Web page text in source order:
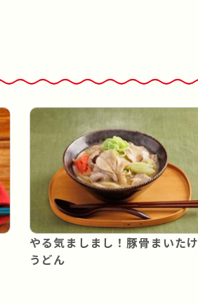
やる気ましまし！豚骨まいたけ
うどん